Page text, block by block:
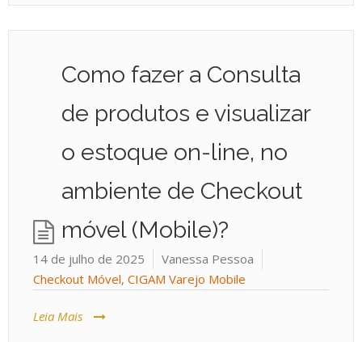
Como fazer a Consulta
de produtos e visualizar
o estoque on-line, no
ambiente de Checkout
móvel (Mobile)?
14 de julho de 2025
Vanessa Pessoa
Checkout Móvel, CIGAM Varejo Mobile
Leia Mais